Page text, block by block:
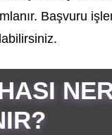
Başvuru